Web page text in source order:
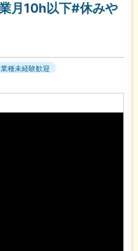
月10h以下#休みや
業種未経験歓迎